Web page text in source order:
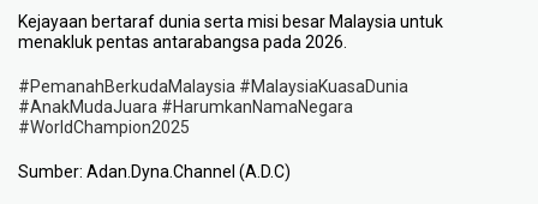
Kejayaan bertaraf dunia serta misi besar Malaysia untuk
menakluk pentas antarabangsa pada 2026.
#PemanahBerkudaMalaysia #MalaysiaKuasaDunia
#AnakMudaJuara #HarumkanNamaNegara
#WorldChampion2025
Sumber: Adan.Dyna.Channel (A.D.C)